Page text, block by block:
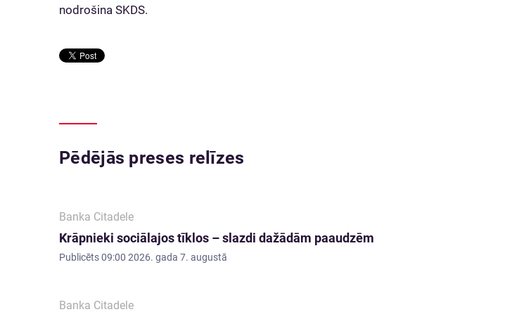
nodrošina SKDS.
Pēdējās preses relīzes
Banka Citadele
Krāpnieki sociālajos tīklos – slazdi dažādām paaudzēm
Publicēts09:00 2026. gada 7. augustā
Banka Citadele